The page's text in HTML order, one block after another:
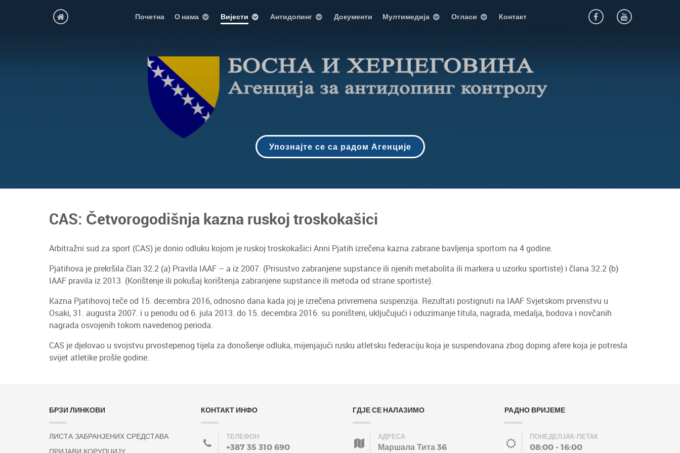
Почетна О нама Вијести Антидопинг Документи Мултимедија Огласи Контакт
Упознајте се са радом Агенције
CAS: Četvorogodišnja kazna ruskoj troskokašici
Arbitražni sud za sport (CAS) je donio odluku kojom je ruskoj troskokašici Anni Pjatih izrečena kazna zabrane bavljenja sportom na 4 godine.
Pjatihova je prekršila član 32.2 (a) Pravila IAAF – a iz 2007. (Prisustvo zabranjene supstance ili njenih metabolita ili markera u uzorku sportiste) i člana 32.2 (b)
IAAF pravila iz 2013. (Korištenje ili pokušaj korištenja zabranjene supstance ili metoda od strane sportiste).
Kazna Pjatihovoj teče od 15. decembra 2016, odnosno dana kada joj je izrečena privremena suspenzija. Rezultati postignuti na IAAF Svjetskom prvenstvu u
Osaki, 31. augusta 2007. i u periodu od 6. jula 2013. do 15. decembra 2016. su poništeni, uključujući i oduzimanje titula, nagrada, medalja, bodova i novčanih
nagrada osvojenih tokom navedenog perioda.
CAS je djelovao u svojstvu prvostepenog tijela za donošenje odluka, mijenjajući rusku atletsku federaciju koja je suspendovana zbog doping afere koja je potresla
svijet atletike prošle godine.
БРЗИ ЛИНКОВИ
ЛИСТА ЗАБРАНЈЕНИХ СРЕДСТАВА
КОНТАКТ ИНФО
ТЕЛЕФОН
+387 35 310 690
ГДЈЕ СЕ НАЛАЗИМО
АДРЕСА
Маршала Тита 36
РАДНО ВРИЈЕМЕ
ПОНЕДЕЛЈАК-ПЕТАК
08:00 - 16:00